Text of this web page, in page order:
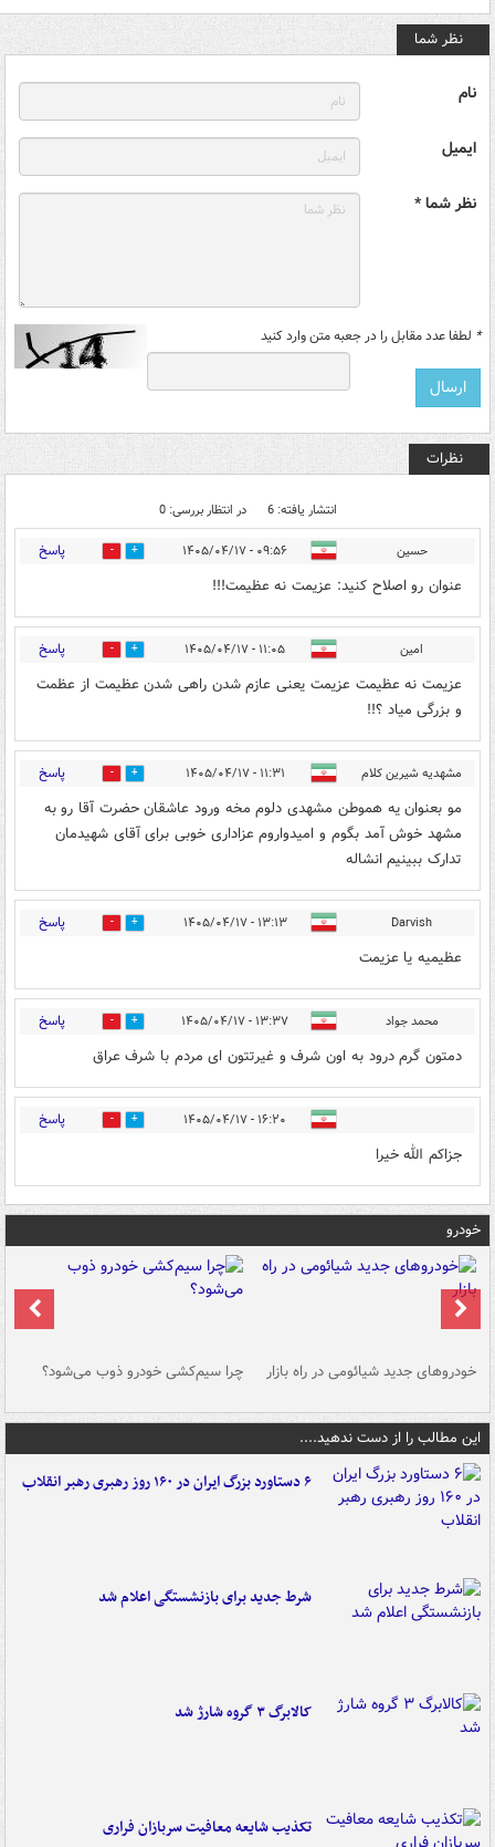
نظر شما
نام
ایمیل
نظر شما *
* لطفا عدد مقابل را در جعبه متن وارد کنید
نظرات
انتشار یافته: 6 در انتظار بررسی: 0
حسین ۰۹:۵۶ - ۱۴۰۵/۰۴/۱۷ 0 پاسخ
عنوان رو اصلاح کنید: عزیمت نه عظیمت!!!
امین ۱۱:۰۵ - ۱۴۰۵/۰۴/۱۷ 0 پاسخ
عزیمت نه عظیمت عزیمت یعنی عازم شدن راهی شدن عظیمت از عظمت
و بزرگی میاد ؟!!
مشهدیه شیرین کلام ۱۱:۳۱ - ۱۴۰۵/۰۴/۱۷ 0 پاسخ
مو بعنوان یه هموطن مشهدی دلوم مخه ورود عاشقان حضرت آقا رو به
مشهد خوش آمد بگوم و امیدواروم عزاداری خوبی برای آقای شهیدمان
تدارک ببینیم انشاله
Darvish ۱۳:۱۳ - ۱۴۰۵/۰۴/۱۷ 0 پاسخ
عظیمیه یا عزیمت
محمد جواد ۱۳:۳۷ - ۱۴۰۵/۰۴/۱۷ 0 پاسخ
دمتون گرم درود به اون شرف و غیرتتون ای مردم با شرف عراق
۱۶:۲۰ - ۱۴۰۵/۰۴/۱۷ 0 پاسخ
جزاکم الله خیرا
خودرو
خودروهای جدید شیائومی در راه بازار چرا سیم‌کشی خودرو ذوب می‌شود؟
این مطالب را از دست ندهید....
۶ دستاورد بزرگ ایران در ۱۶۰ روز رهبری رهبر انقلاب
شرط جدید برای بازنشستگی اعلام شد
کالابرگ ۳ گروه شارژ شد
تکذیب شایعه معافیت سربازان فراری